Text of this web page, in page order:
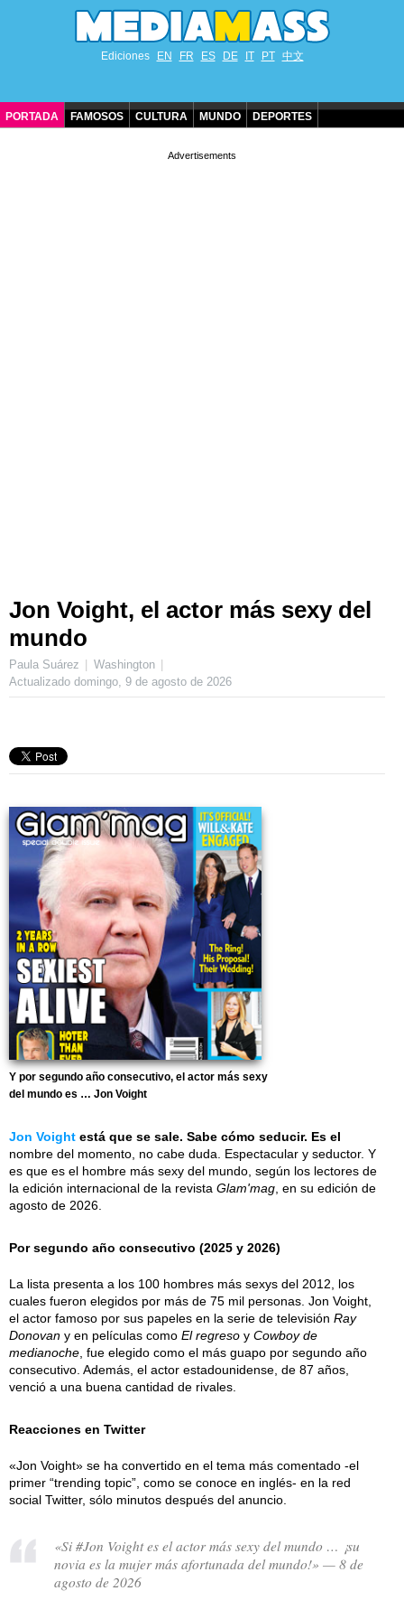
Ediciones EN FR ES DE IT PT 中文
PORTADA FAMOSOS CULTURA MUNDO DEPORTES
Jon Voight, el actor más sexy del
mundo
Paula Suárez
Washington
Actualizado domingo, 9 de agosto de 2026
Y por segundo año consecutivo, el actor más sexy
del mundo es … Jon Voight
Jon Voight está que se sale. Sabe cómo seducir. Es el
nombre del momento, no cabe duda. Espectacular y seductor. Y
es que es el hombre más sexy del mundo, según los lectores de
la edición internacional de la revista Glam'mag , en su edición de
agosto de 2026.
Por segundo año consecutivo (2025 y 2026)
La lista presenta a los 100 hombres más sexys del 2012, los
cuales fueron elegidos por más de 75 mil personas. Jon Voight,
el actor famoso por sus papeles en la serie de televisión Ray
Donovan y en películas como El regreso y Cowboy de
medianoche , fue elegido como el más guapo por segundo año
consecutivo. Además, el actor estadounidense, de 87 años,
venció a una buena cantidad de rivales.
Reacciones en Twitter
«Jon Voight» se ha convertido en el tema más comentado -el
primer “trending topic”, como se conoce en inglés- en la red
social Twitter, sólo minutos después del anuncio.
«Si #Jon Voight es el actor más sexy del mundo … ¡su
novia es la mujer más afortunada del mundo!» — 8 de
agosto de 2026